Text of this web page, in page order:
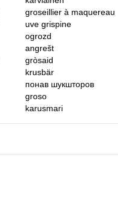
groseillier à maquereau
uve grispine
ogrozd
angrešt
gròsaid
krusbär
понав шукшторов
groso
karusmari